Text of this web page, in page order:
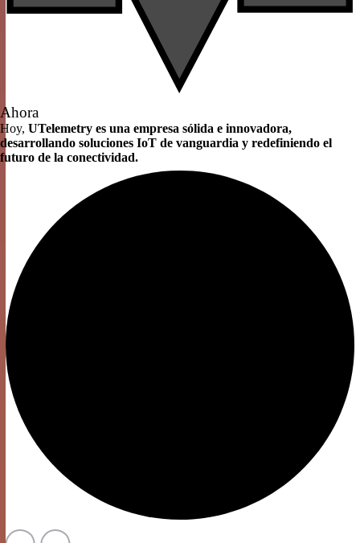
Ahora
Hoy, UTelemetry es una empresa sólida e innovadora,
desarrollando soluciones IoT de vanguardia y redefiniendo el
futuro de la conectividad.